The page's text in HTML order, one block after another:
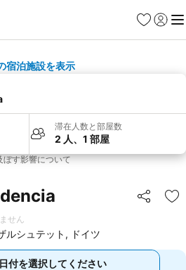
お気に入り
ログイ
メ
宿泊施設を表示
滞在人数と部屋数
2 人、1 部屋
ぼす影響について
シェア お
せん
ルシュテット, ドイツ
付を選択してください
付を選択してください